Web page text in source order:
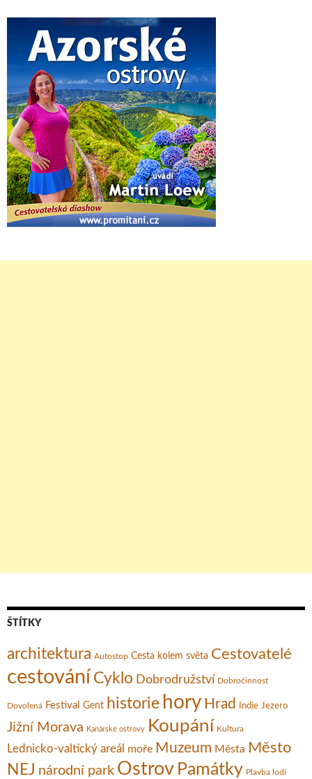
ŠTÍTKY
architektura Autostop Cesta kolem světa Cestovatelé
cestování Cyklo Dobrodružství Dobročinnost
Dovolená Festival Gent historie hory Hrad Indie Jezero
Jižní Morava Kanárské ostrovy Koupání Kultura
Lednicko-valtický areál moře Muzeum Města Město
NEJ národní park Ostrov Památky Plavba lodí